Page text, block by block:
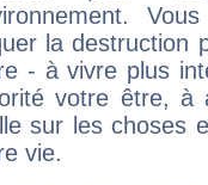
la destruction
- à vivre plus
votre être, à
sur les choses
vie.